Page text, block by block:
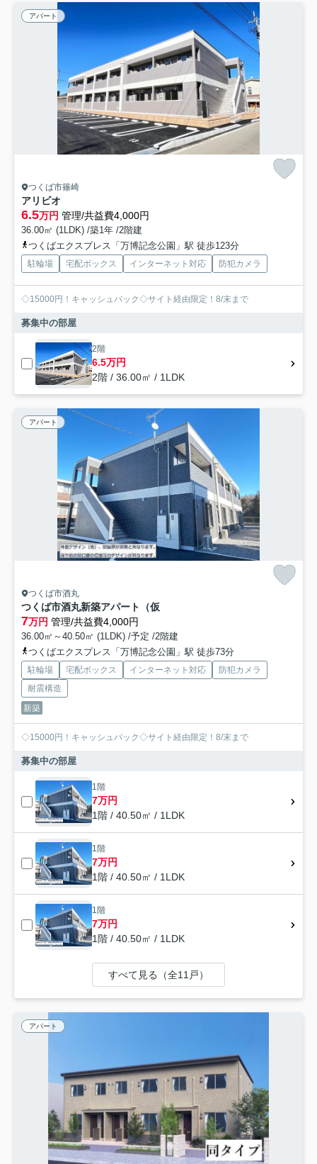
アパート
つくば市篠崎
アリビオ
6.5万円 管理/共益費4,000円
36.00㎡ (1LDK) /築1年 /2階建
つくばエクスプレス「万博記念公園」駅 徒歩123分
駐輪場 宅配ボックス インターネット対応 防犯カメラ
◇15000円！キャッシュバック◇サイト経由限定！8/末まで
募集中の部屋
2階
6.5万円
2階 / 36.00㎡ / 1LDK
アパート
つくば市酒丸
つくば市酒丸新築アパート（仮
7万円 管理/共益費4,000円
36.00㎡～40.50㎡ (1LDK) /予定 /2階建
つくばエクスプレス「万博記念公園」駅 徒歩73分
駐輪場 宅配ボックス インターネット対応
防犯カメラ
耐震構造
新築
◇15000円！キャッシュバック◇サイト経由限定！8/末まで
募集中の部屋
1階
7万円
1階 / 40.50㎡ / 1LDK
1階
7万円
1階 / 40.50㎡ / 1LDK
1階
7万円
1階 / 40.50㎡ / 1LDK
すべて見る（全11戸）
アパート